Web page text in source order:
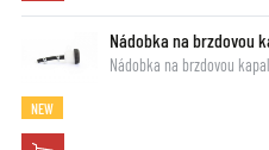
Nádobka na brzdovou
Nádobka na brzdovou
NEW